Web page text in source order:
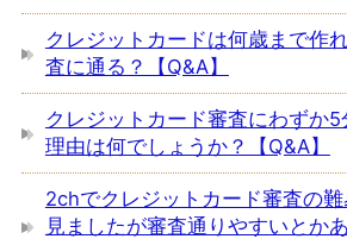
クレジットカードは何歳まで作
査に通る？【Q&A】
クレジットカード審査にわずか
理由は何でしょうか？【Q&A】
2chでクレジットカード審査の
見ましたが審査通りやすいとか